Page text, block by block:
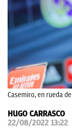
Casemiro, en rueda
HUGO CARRASCO
22/08/2022 13:22